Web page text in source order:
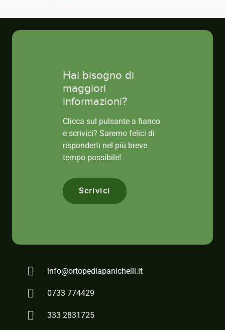
Hai bisogno di
maggiori
informazioni?
Clicca sul pulsante a fianco
e scrivici? Saremo felici di
risponderti nel più breve
tempo possibile!
Scrivici
info@ortopediapanichelli.it
0733 774429
333 2831725